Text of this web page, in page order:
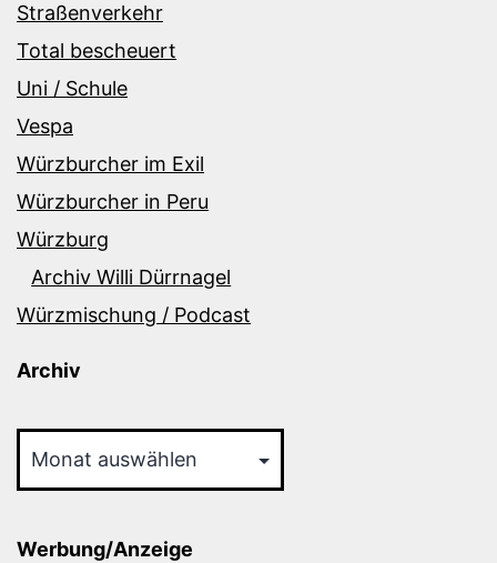
Straßenverkehr
Total bescheuert
Uni / Schule
Vespa
Würzburcher im Exil
Würzburcher in Peru
Würzburg
Archiv Willi Dürrnagel
Würzmischung / Podcast
Archiv
Werbung/Anzeige